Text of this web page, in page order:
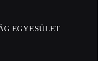
EGYESÜLET